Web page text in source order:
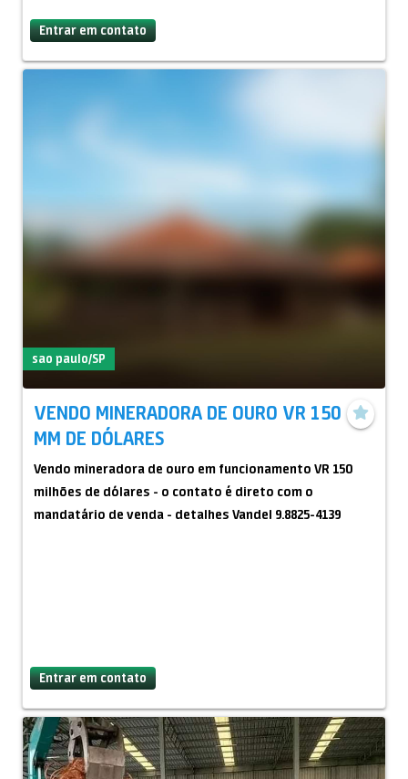
Entrar em contato
sao paulo/SP
VENDO MINERADORA DE OURO VR 150
MM DE DÓLARES
Vendo mineradora de ouro em funcionamento VR 150
milhões de dólares - o contato é direto com o
mandatário de venda - detalhes Vandel 9.8825-4139
Entrar em contato